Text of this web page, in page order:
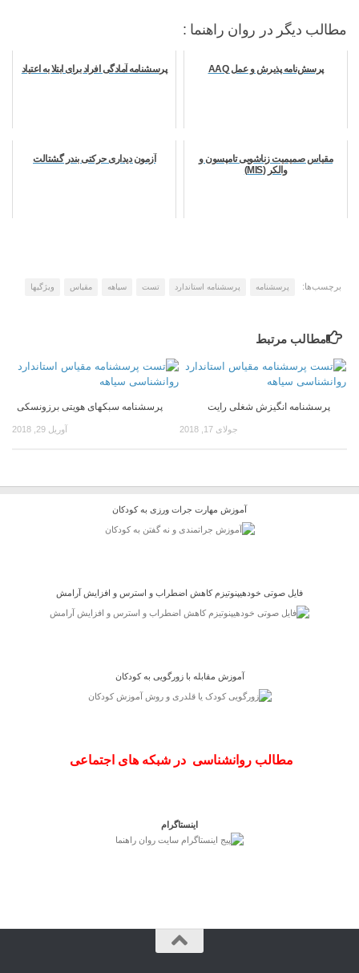
مطالب دیگر در روان راهنما :
پرسش‌نامه پذیرش و عمل AAQ پرسشنامه آمادگی افراد برای ابتلا به اعتیاد
مقیاس صمیمیت زناشویی تامپسون و
والکر (MIS)
آزمون ديداری حرکتی بندر گشتالت
برچسب‌ها: پرسشنامه پرسشنامه استاندارد تست سیاهه مقیاس ویژگیها
مطالب مرتبط
پرسشنامه سبکهای هویتی برزونسکی
آوریل 29, 2018
پرسشنامه انگیزش شغلی رایت
جولای 17, 2018
آموزش مقابله با زورگویی به کودکان
فایل صوتی خودهیپنوتیزم کاهش اضطراب و استرس و افزایش آرامش
آموزش مهارت جرات ورزی به کودکان
مطالب روانشناسی در شبکه های اجتماعی
اینستاگرام